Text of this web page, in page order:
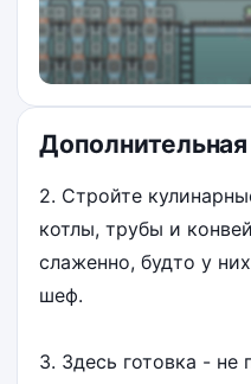
2. Стройте
котлы, трубы и
слаженно, будто у
шеф.
3. Здесь готовка - не